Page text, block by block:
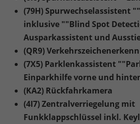
(79H) Spurwechselassistent
inklusive ""Blind Spot
Ausparkassistent und
(QR9)
(7X5) Parklenkassistent
Einparkhilfe vorne und
(KA2) Rückfahrkamera
(4I7) Zentralverriegelung mit
Funkklappschlüssel inkl.